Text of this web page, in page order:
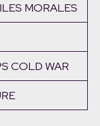
MORALES
COLD WAR